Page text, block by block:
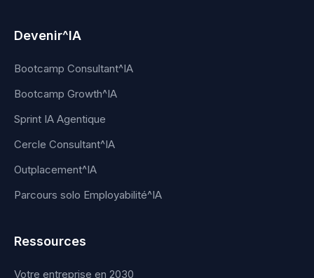
Devenir^IA
Bootcamp Consultant^IA
Bootcamp Growth^IA
Sprint IA Agentique
Cercle Consultant^IA
Outplacement^IA
Parcours solo Employabilité^IA
Ressources
Votre entreprise en 2030